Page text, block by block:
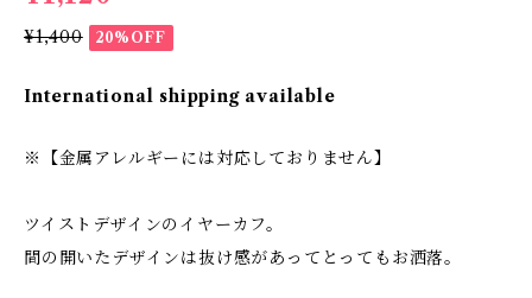
¥1,400 20%OFF
International shipping available
※【金属アレルギーには対応しておりません】
ツイストデザインのイヤーカフ。
間の開いたデザインは抜け感があってとってもお洒落。